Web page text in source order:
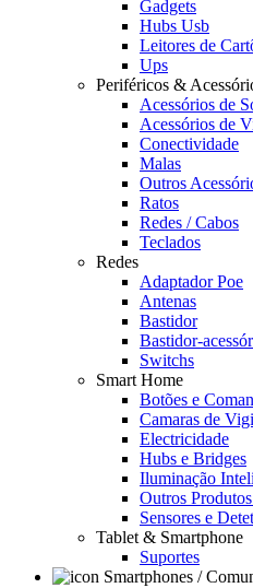
Gadgets
Hubs Usb
Leitores de
Ups
Periféricos &
Acessórios de
Acessórios de
Conectividade
Malas
Outros
Ratos
Redes / Cabos
Teclados
Redes
Adaptador Poe
Antenas
Bastidor
Bastidor-
Switchs
Smart Home
Botões e
Camaras de
Electricidade
Hubs e Bridges
Iluminação
Outros
Sensores e
Tablet & Smartphone
Suportes